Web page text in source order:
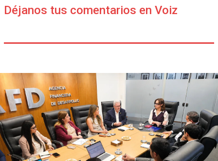
Déjanos tus comentarios en Voiz